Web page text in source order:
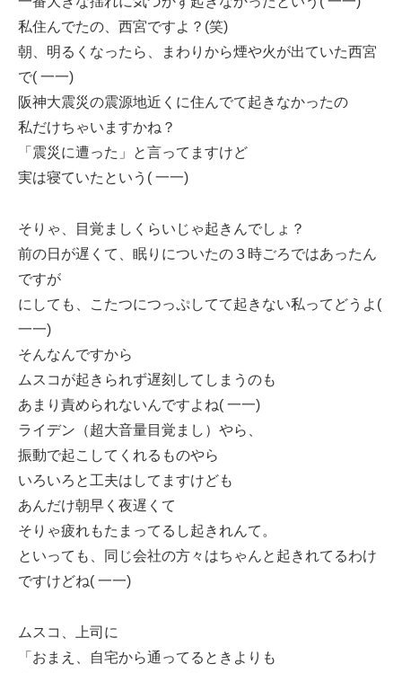
私住んでたの、西宮ですよ？(笑)
朝、明るくなったら、まわりから煙や火が出ていた西宮
で( 一一)
阪神大震災の震源地近くに住んでて起きなかったの
私だけちゃいますかね？
「震災に遭った」と言ってますけど
実は寝ていたという( 一一)
そりゃ、目覚ましくらいじゃ起きんでしょ？
前の日が遅くて、眠りについたの３時ごろではあったん
ですが
にしても、こたつにつっぷしてて起きない私ってどうよ(
一一)
そんなんですから
ムスコが起きられず遅刻してしまうのも
あまり責められないんですよね( 一一)
ライデン（超大音量目覚まし）やら、
振動で起こしてくれるものやら
いろいろと工夫はしてますけども
あんだけ朝早く夜遅くて
そりゃ疲れもたまってるし起きれんて。
といっても、同じ会社の方々はちゃんと起きれてるわけ
ですけどね( 一一)
ムスコ、上司に
「おまえ、自宅から通ってるときよりも